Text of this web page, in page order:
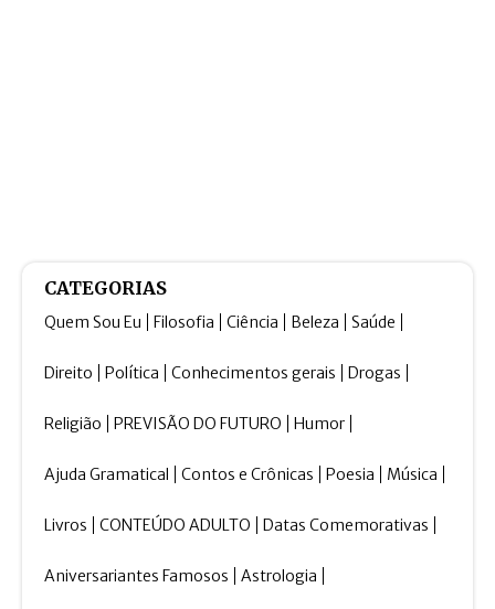
CATEGORIAS
Quem Sou Eu Filosofia Ciência Beleza Saúde
Direito Política Conhecimentos gerais Drogas
Religião PREVISÃO DO FUTURO Humor
Ajuda Gramatical Contos e Crônicas Poesia Música
Livros CONTEÚDO ADULTO Datas Comemorativas
Aniversariantes Famosos Astrologia